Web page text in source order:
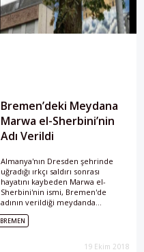
Bremen’deki Meydana
Marwa el-Sherbini’nin
Adı Verildi
Almanya'nın Dresden şehrinde
uğradığı ırkçı saldırı sonrası
hayatını kaybeden Marwa el-
Sherbini'nin ismi, Bremen'de
adının verildiği meydanda
yaşayacak.
BREMEN
19 Ekim 2018